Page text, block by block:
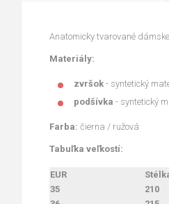
Anatomicky tvarované
Materiály:
zvršok - syntetický
podšívka - syntetický
Farba: čierna / ružová
Tabuľka veľkostí:
EUR
35
210